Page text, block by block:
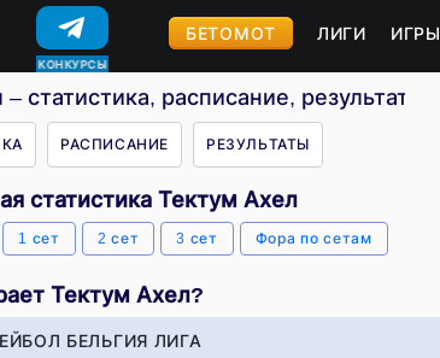
КОНКУРСЫ
БЕТОМОТ ЛИГИ ИГРЫ
расписание, результаты
РАСПИСАНИЕ РЕЗУЛЬТАТЫ
статистика Тектум Ахел
1 сет 2 сет 3 сет Фора по сетам
Тектум Ахел?
БЕЛЬГИЯ ЛИГА